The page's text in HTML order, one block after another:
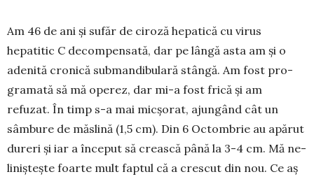
Am 46 de ani și sufăr de ciroză hepatică cu vi­rus
hepatitic C decompensată, dar pe lângă asta am și o
adenită cro­nică subman­dibulară stângă. Am fost pro­
gra­mată să mă ope­rez, dar mi-a fost frică și am
refuzat. În timp s-a mai mic­șorat, ajun­gând cât un
sâmbure de măslină (1,5 cm). Din 6 Octombrie au apărut
dureri și iar a început să crească până la 3-4 cm. Mă ne­
liniș­tește foarte mult faptul că a crescut din nou. Ce aș